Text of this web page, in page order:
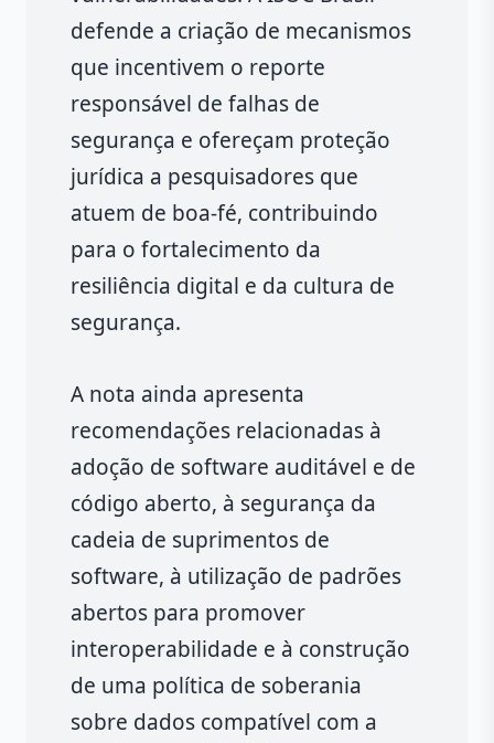
defende a criação de mecanismos
que incentivem o reporte
responsável de falhas de
segurança e ofereçam proteção
jurídica a pesquisadores que
atuem de boa-fé, contribuindo
para o fortalecimento da
resiliência digital e da cultura de
segurança.
A nota ainda apresenta
recomendações relacionadas à
adoção de software auditável e de
código aberto, à segurança da
cadeia de suprimentos de
software, à utilização de padrões
abertos para promover
interoperabilidade e à construção
de uma política de soberania
sobre dados compatível com a